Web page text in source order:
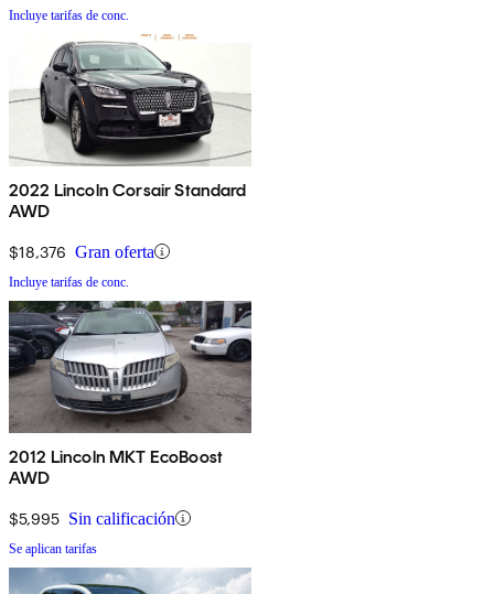
Incluye tarifas de conc.
2022 Lincoln Corsair Standard
AWD
$18,376 Gran oferta
Incluye tarifas de conc.
2012 Lincoln MKT EcoBoost
AWD
$5,995 Sin calificación
Se aplican tarifas